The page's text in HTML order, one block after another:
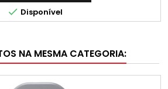
 Disponível
NA MESMA CATEGORIA: